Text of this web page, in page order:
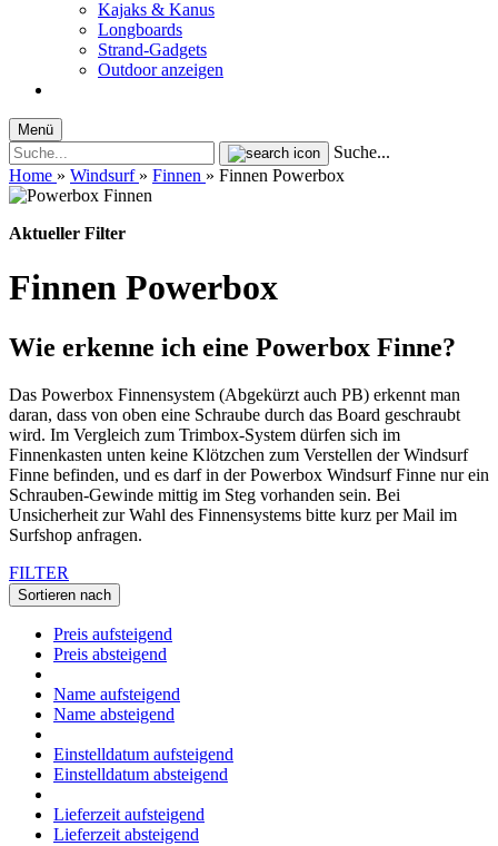
Kajaks & Kanus
Longboards
Strand-Gadgets
Outdoor anzeigen
Menü
Suche...
Home » Windsurf » Finnen » Finnen Powerbox
Aktueller Filter
Finnen Powerbox
Wie erkenne ich eine Powerbox Finne?
Das Powerbox Finnensystem (Abgekürzt auch PB) erkennt man
daran, dass von oben eine Schraube durch das Board geschraubt
wird. Im Vergleich zum Trimbox-System dürfen sich im
Finnenkasten unten keine Klötzchen zum Verstellen der Windsurf
Finne befinden, und es darf in der Powerbox Windsurf Finne nur ein
Schrauben-Gewinde mittig im Steg vorhanden sein. Bei
Unsicherheit zur Wahl des Finnensystems bitte kurz per Mail im
Surfshop anfragen.
FILTER
Sortieren nach
Preis aufsteigend
Preis absteigend
Name aufsteigend
Name absteigend
Einstelldatum aufsteigend
Einstelldatum absteigend
Lieferzeit aufsteigend
Lieferzeit absteigend